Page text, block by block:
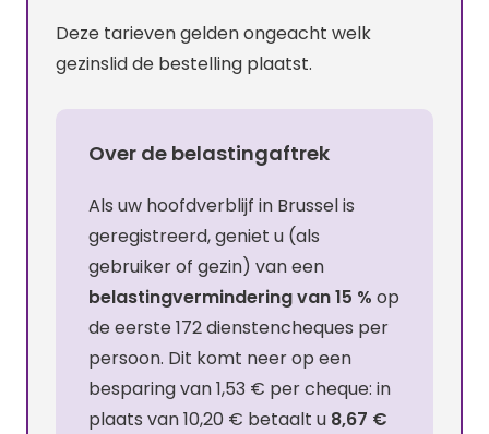
Deze tarieven gelden ongeacht welk
gezinslid de bestelling plaatst.
Over de belastingaftrek
Als uw hoofdverblijf in Brussel is
geregistreerd, geniet u (als
gebruiker of gezin) van een
belastingvermindering van 15 % op
de eerste 172 dienstencheques per
persoon. Dit komt neer op een
besparing van 1,53 € per cheque: in
plaats van 10,20 € betaalt u 8,67 €